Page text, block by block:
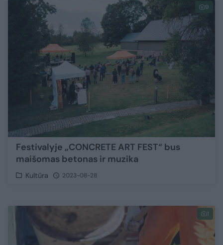
9
Festivalyje „CONCRETE ART FEST“ bus
maišomas betonas ir muzika
Kultūra 2023-08-28
1